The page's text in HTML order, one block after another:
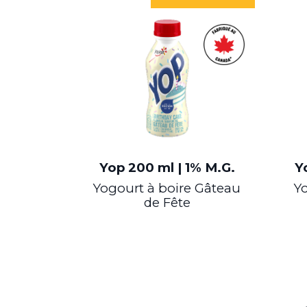
Yop 200 ml | 1% M.G.
Yogourt à boire Gâteau
de Fête